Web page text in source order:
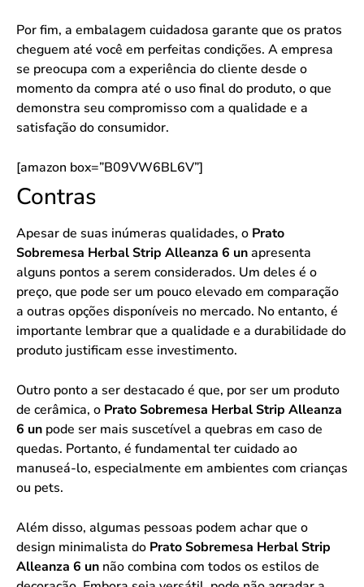
Por fim, a embalagem cuidadosa garante que os pratos
cheguem até você em perfeitas condições. A empresa
se preocupa com a experiência do cliente desde o
momento da compra até o uso final do produto, o que
demonstra seu compromisso com a qualidade e a
satisfação do consumidor.
[amazon box=”B09VW6BL6V”]
Contras
Apesar de suas inúmeras qualidades, o Prato
Sobremesa Herbal Strip Alleanza 6 unapresenta
alguns pontos a serem considerados. Um deles é o
preço, que pode ser um pouco elevado em comparação
a outras opções disponíveis no mercado. No entanto, é
importante lembrar que a qualidade e a durabilidade do
produto justificam esse investimento.
Outro ponto a ser destacado é que, por ser um produto
de cerâmica, o Prato Sobremesa Herbal Strip Alleanza
6 un pode ser mais suscetível a quebras em caso de
quedas. Portanto, é fundamental ter cuidado ao
manuseá-lo, especialmente em ambientes com crianças
ou pets.
Além disso, algumas pessoas podem achar que o
design minimalista do Prato Sobremesa Herbal Strip
Alleanza 6 un não combina com todos os estilos de